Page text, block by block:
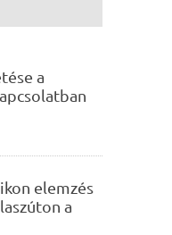
a
elemzés
a